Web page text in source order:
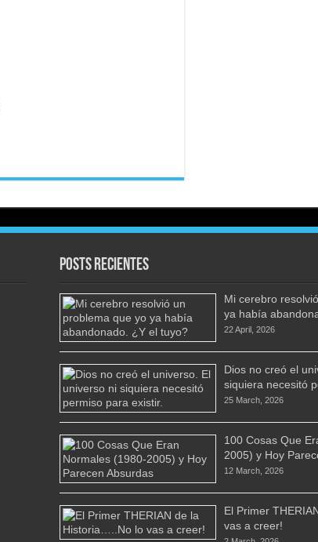
Posts Recientes
Mi cerebro
ya había
22 April, 2026
Dios no creó el
siquiera necesitó
25 March, 2026
100 Cosas Que
2005) y Hoy
12 March, 2026
El Primer
vas a creer!